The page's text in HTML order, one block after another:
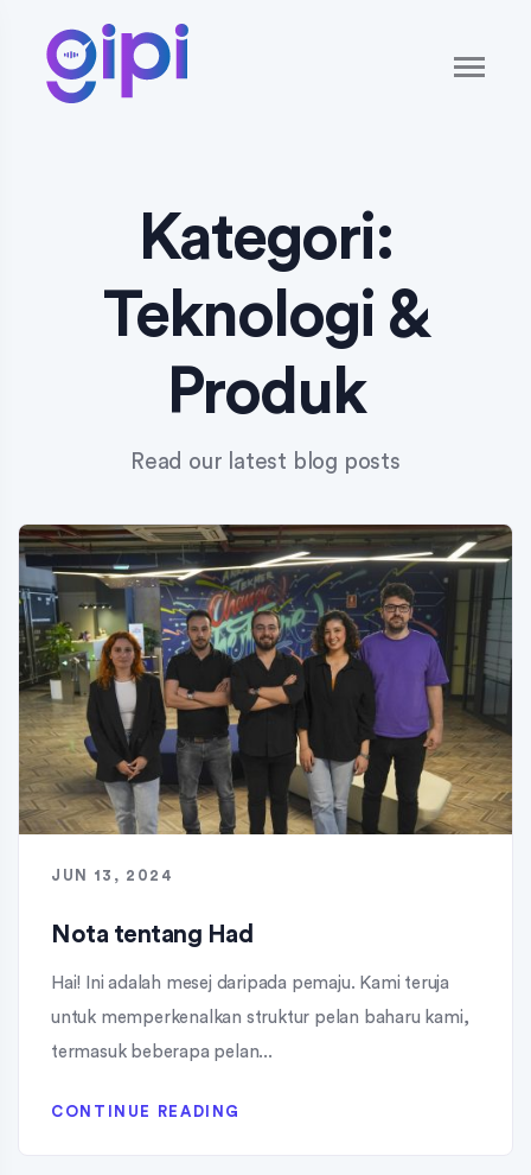
Kategori:
Teknologi &
Produk
Read our latest blog posts
JUN 13, 2024
Nota tentang Had
Hai! Ini adalah mesej daripada pemaju. Kami teruja
untuk memperkenalkan struktur pelan baharu kami,
termasuk beberapa pelan...
CONTINUE READING